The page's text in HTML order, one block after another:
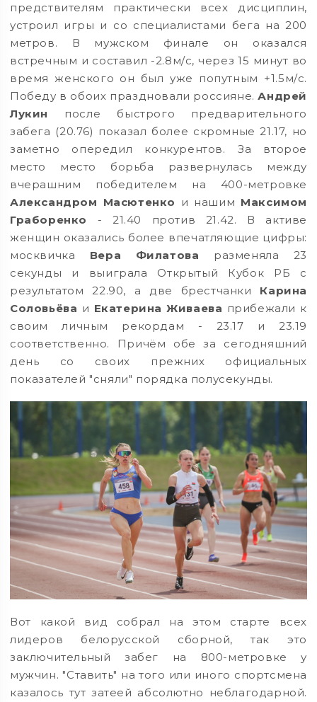
предствителям практически всех дисциплин,
устроил игры и со специалистами бега на 200
метров. В мужском финале он оказался
встречным и составил -2.8м/с, через 15 минут во
время женского он был уже попутным +1.5м/с.
Победу в обоих праздновали россияне.Андрей
Лукин
после быстрого предварительного
забега (20.76) показал более скромные 21.17, но
заметно опередил конкурентов. За второе
место место борьба развернулась между
вчерашним победителем на 400-метровке
Александром Масютенко
и нашим Максимом
Граборенко
- 21.40 против 21.42. В активе
женщин оказались более впечатляющие цифры:
москвичка Вера Филатова разменяла 23
секунды и выиграла Открытый Кубок РБ с
результатом 22.90, а две брестчанки Карина
Соловьёва и Екатерина Живаева прибежали к
своим личным рекордам - 23.17 и 23.19
соответственно. Причём обе за сегодняшний
день со своих прежних официальных
показателей "сняли" порядка полусекунды.
Вот какой вид собрал на этом старте всех
лидеров белорусской сборной, так это
заключительный забег на 800-метровке у
мужчин. "Ставить" на того или иного спортсмена
казалось тут затеей абсолютно неблагодарной.